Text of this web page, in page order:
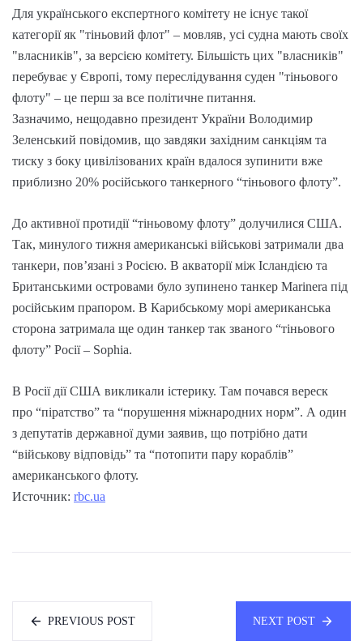
Для українського експертного комітету не існує такої
категорії як "тіньовий флот" – мовляв, усі судна мають своїх
"власників", за версією комітету. Більшість цих "власників"
перебуває у Європі, тому переслідування суден "тіньового
флоту" – це перш за все політичне питання.
Зазначимо, нещодавно президент України Володимир
Зеленський повідомив, що завдяки західним санкціям та
тиску з боку цивілізованих країн вдалося зупинити вже
приблизно 20% російського танкерного “тіньового флоту”.
До активної протидії “тіньовому флоту” долучилися США.
Так, минулого тижня американські військові затримали два
танкери, пов’язані з Росією. В акваторії між Ісландією та
Британськими островами було зупинено танкер Marinera під
російським прапором. В Карибському морі американська
сторона затримала ще один танкер так званого “тіньового
флоту” Росії – Sophia.
В Росії дії США викликали істерику. Там почався вереск
про “піратство” та “порушення міжнародних норм”. А один
з депутатів державної думи заявив, що потрібно дати
“військову відповідь” та “потопити пару кораблів”
американського флоту.
Источник: rbc.ua
PREVIOUS POST NEXT POST